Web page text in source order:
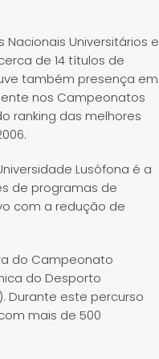
Nacionais Universitários e
de 14 títulos de
também presença em
nos Campeonatos
ranking das melhores
Lusófona é a
de programas de
com a redução de
do Campeonato
do Desporto
Durante este percurso
mais de 500